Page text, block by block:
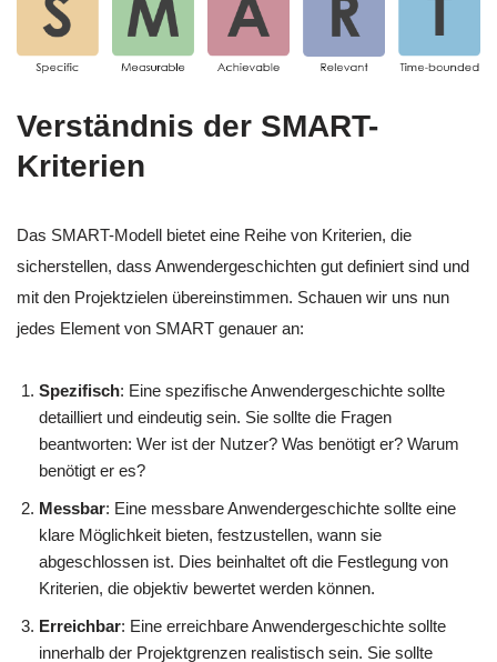
Verständnis der SMART-
Kriterien
Das SMART-Modell bietet eine Reihe von Kriterien, die
sicherstellen, dass Anwendergeschichten gut definiert sind und
mit den Projektzielen übereinstimmen. Schauen wir uns nun
jedes Element von SMART genauer an:
Spezifisch: Eine spezifische Anwendergeschichte sollte
detailliert und eindeutig sein. Sie sollte die Fragen
beantworten: Wer ist der Nutzer? Was benötigt er? Warum
benötigt er es?
Messbar: Eine messbare Anwendergeschichte sollte eine
klare Möglichkeit bieten, festzustellen, wann sie
abgeschlossen ist. Dies beinhaltet oft die Festlegung von
Kriterien, die objektiv bewertet werden können.
Erreichbar: Eine erreichbare Anwendergeschichte sollte
innerhalb der Projektgrenzen realistisch sein. Sie sollte